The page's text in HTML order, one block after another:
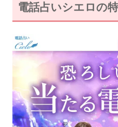
電話占いシエロの